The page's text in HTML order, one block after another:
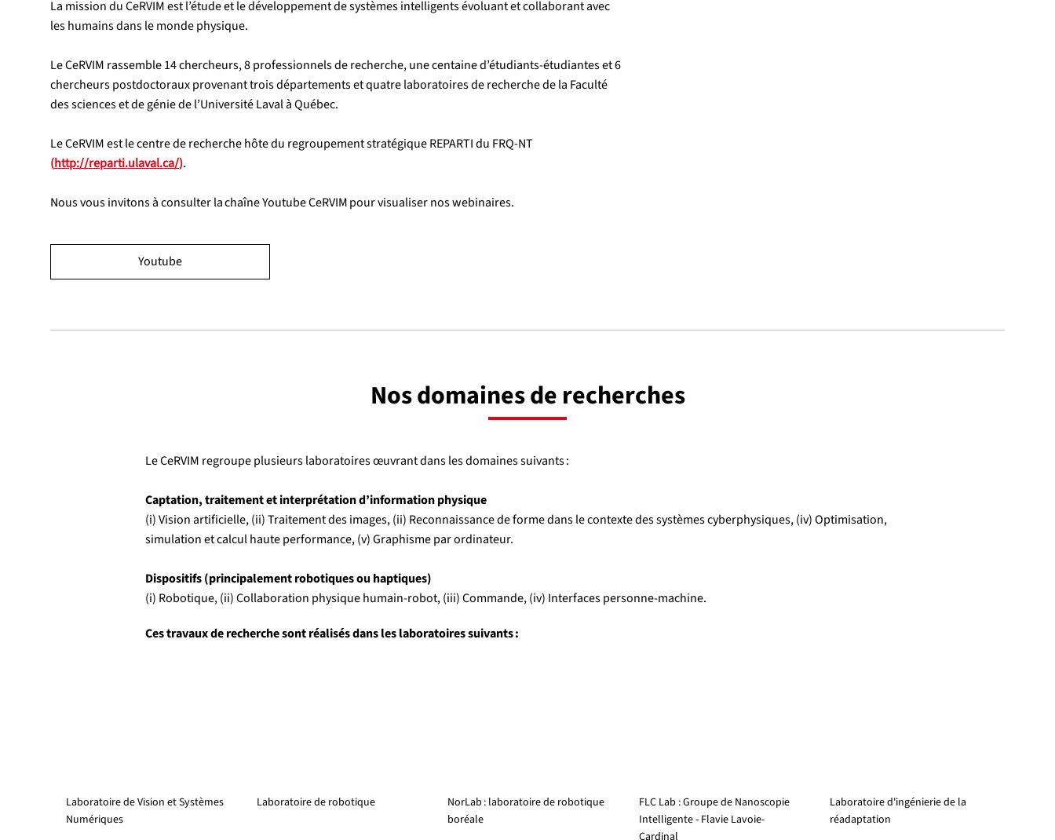
La mission du CeRVIM est l’étude et le développement de systèmes intelligents évoluant et collaborant avec
les humains dans le monde physique.
Le CeRVIM rassemble 14 chercheurs, 8 professionnels de recherche, une centaine d’étudiants-étudiantes et 6
chercheurs postdoctoraux provenant trois départements et quatre laboratoires de recherche de la Faculté
des sciences et de génie de l’Université Laval à Québec.
Le CeRVIM est le centre de recherche hôte du regroupement stratégique REPARTI du FRQ-NT
(http://reparti.ulaval.ca/).
Nous vous invitons à consulter la chaîne Youtube CeRVIM pour visualiser nos webinaires.
Youtube
Nos domaines de recherches
Le CeRVIM regroupe plusieurs laboratoires œuvrant dans les domaines suivants :
Captation, traitement et interprétation d’information physique
(i) Vision artificielle, (ii) Traitement des images, (ii) Reconnaissance de forme dans le contexte des systèmes cyberphysiques, (iv) Optimisation,
simulation et calcul haute performance, (v) Graphisme par ordinateur.
Dispositifs (principalement robotiques ou haptiques)
(i) Robotique, (ii) Collaboration physique humain-robot, (iii) Commande, (iv) Interfaces personne-machine.
Ces travaux de recherche sont réalisés dans les laboratoires suivants :
Laboratoire de Vision et Systèmes
Numériques
Laboratoire de robotique
NorLab : laboratoire de robotique
boréale
FLC Lab : Groupe de Nanoscopie
Intelligente - Flavie Lavoie-
Cardinal
Laboratoire d'ingénierie de la
réadaptation